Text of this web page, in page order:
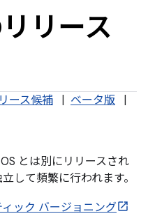
リース
ース候補 ベータ版
とは別にリリースされ
して頻繁に行われます。
ック バージョニング